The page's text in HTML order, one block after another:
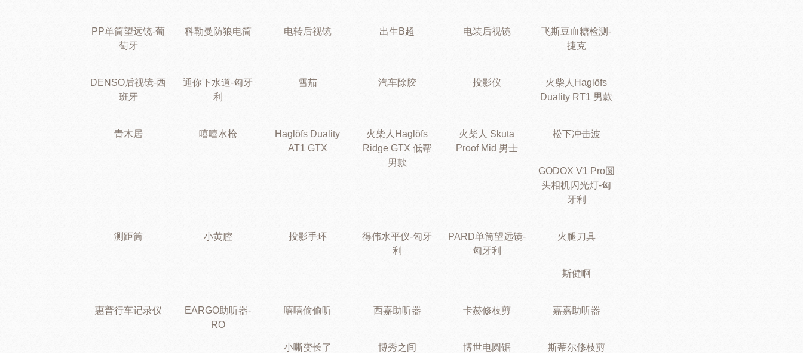
PP单筒望远镜-葡
萄牙
科勒曼防狼电筒 电转后视镜 出生B超 电装后视镜
飞斯豆血糖检测-
捷克
DENSO后视镜-西
班牙
通你下水道-匈牙
利
雪茄 汽车除胶 投影仪
火柴人Haglöfs
Duality RT1 男款
青木居 嘻嘻水枪
Haglöfs Duality
AT1 GTX
火柴人Haglöfs
Ridge GTX 低帮
男款
火柴人 Skuta
Proof Mid 男士
松下冲击波
GODOX V1 Pro圆
头相机闪光灯-匈
牙利
测距筒 小黄腔 投影手环
得伟水平仪-匈牙
利
PARD单筒望远镜-
匈牙利
火腿刀具
斯健啊
惠普行车记录仪
EARGO助听器-
RO
嘻嘻偷偷听 西嘉助听器 卡赫修枝剪 嘉嘉助听器
小嘶变长了 博秀之间 博世电圆锯 斯蒂尔修枝剪